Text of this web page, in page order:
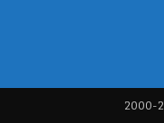
2000-